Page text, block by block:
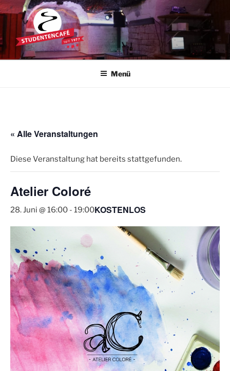
Zum
Inhalt
springen
STUDENTENCAFÉ
Die Kultkneipe in Ulm seit 1977
Menü
« Alle Veranstaltungen
Diese Veranstaltung hat bereits stattgefunden.
Atelier Coloré
28. Juni @ 16:00 - 19:00KOSTENLOS